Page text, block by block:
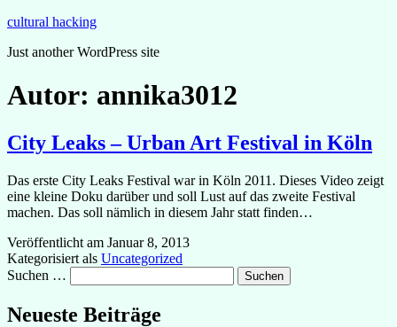
Zum
springen
cultural hacking
Just another WordPress site
Autor: annika3012
City Leaks – Urban Art Festival in Köln
Das erste City Leaks Festival war in Köln 2011. Dieses Video zeigt
eine kleine Doku darüber und soll Lust auf das zweite Festival
machen. Das soll nämlich in diesem Jahr statt finden…
Veröffentlicht am Januar 8, 2013
Kategorisiert als Uncategorized
Suchen …
Neueste Beiträge